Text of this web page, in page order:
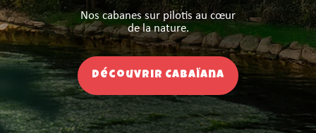
Une immersion dans l’univers de la piraterie.
Nos cabanes sur pilotis au cœur
de la nature.
Découvrir Cabaïana